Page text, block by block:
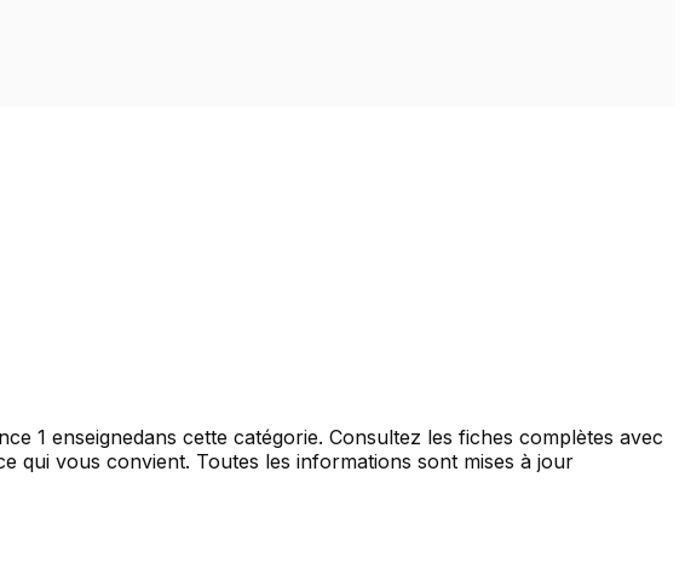
1 enseignedans cette catégorie. Consultez les fiches complètes avec
vous convient. Toutes les informations sont mises à jour